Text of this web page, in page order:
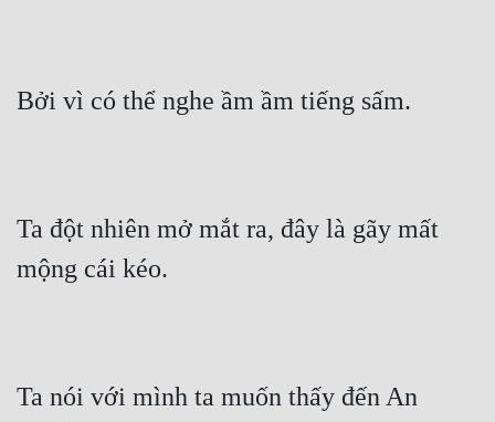
Bởi vì có thể nghe ầm ầm tiếng sấm.
Ta đột nhiên mở mắt ra, đây là gãy mất
mộng cái kéo.
Ta nói với mình ta muốn thấy đến An